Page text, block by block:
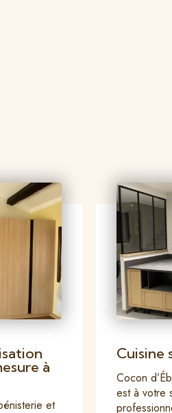
à
et
Cuisine
Cocon
est à votre